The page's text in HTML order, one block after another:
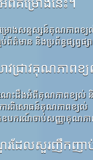
ម្រោងសន្ទស្សន៍គុណភាពខ្
ព័ត៌មាន និងប្រព័ន្ធផ្សព្វផ្
ាវជ្រាវគុណភាពខ្
េះដឹងអំពីគុណភាពខ្យល់
ការពិសោធន៍គុណភាពខ្យល់
គឧបករណ៍ចាប់សញ្ញាគុណភ
ដែលសួរញឹកញា